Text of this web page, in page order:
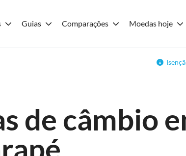
Guias Comparações Moedas hoje
de câmbio